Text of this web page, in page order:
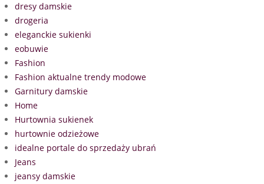
dresy damskie
drogeria
eleganckie sukienki
eobuwie
Fashion
Fashion aktualne trendy modowe
Garnitury damskie
Home
Hurtownia sukienek
hurtownie odzieżowe
idealne portale do sprzedaży ubrań
Jeans
jeansy damskie